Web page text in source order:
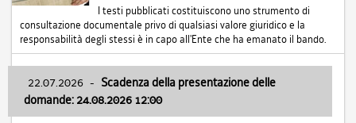
I testi pubblicati costituiscono uno strumento di
consultazione documentale privo di qualsiasi valore giuridico e la
responsabilità degli stessi è in capo all'Ente che ha emanato il bando.
22.07.2026 - Scadenza della presentazione delle
domande: 24.08.2026 12:00